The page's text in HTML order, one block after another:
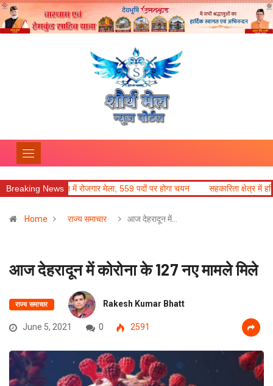
Breaking News
में रोजगार मेला, 559 पदों पर होगा चयन सहकारिता क्षेत्र में हरियाणा के
Home राज्य समाचार आज देहरादून में…
आज देहरादून में कोरोना के 127 नए मामले मिले
राज्य समाचार Rakesh Kumar Bhatt
June 5, 2021 0 2591